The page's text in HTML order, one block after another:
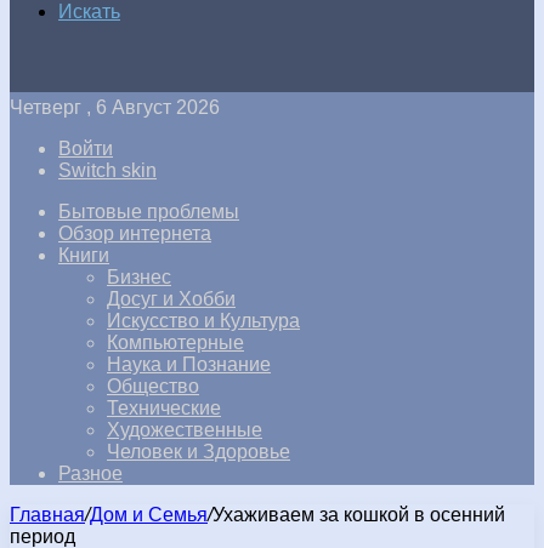
Искать
Четверг , 6 Август 2026
Войти
Switch skin
Бытовые проблемы
Обзор интернета
Книги
Бизнес
Досуг и Хобби
Искусство и Культура
Компьютерные
Наука и Познание
Общество
Технические
Художественные
Человек и Здоровье
Разное
Главная/Дом и Семья/Ухаживаем за кошкой в осенний
период